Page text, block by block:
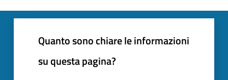
Quanto sono chiare le informazioni
su questa pagina?